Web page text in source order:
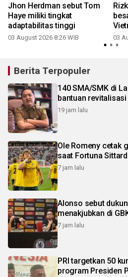
Jhon Herdman sebut Tom
Haye miliki tingkat
adaptabilitas tinggi
03 August 2026 8:26 WIB 03
Berita Terpopuler
140 SMA/SMK di
bantuan revitalisasi
19 jam lalu
Ole Romeny cetak
saat Fortuna
7 jam lalu
Alonso sebut
menakjubkan di
7 jam lalu
PRI targetkan 50
program Presiden